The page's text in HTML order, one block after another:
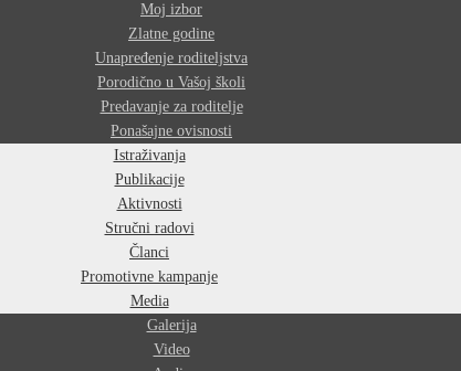
Moj izbor
Zlatne godine
Unapređenje roditeljstva
Porodično u Vašoj školi
Predavanje za roditelje
Ponašajne ovisnosti
Istraživanja
Publikacije
Aktivnosti
Stručni radovi
Članci
Promotivne kampanje
Media
Galerija
Video